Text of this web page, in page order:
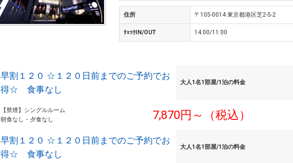
住所 〒105-0014 東京都港区芝2-5-2
ﾁｪｯｸIN/OUT 14:00/11:00
早割１２０ ☆１２０日前までのご予約でお
得☆ 食事なし
大人1名1部屋/1泊の料金
【禁煙】シングルルーム
朝食なし・夕食なし
7,870円～（税込）
早割１２０ ☆１２０日前までのご予約でお
得☆ 食事なし
大人1名1部屋/1泊の料金